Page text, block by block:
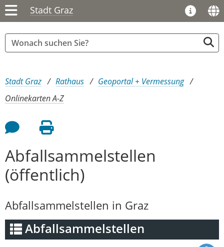
Stadt Graz
Sie sind hier:
Stadt Graz Rathaus
Geoportal + Vermessung
Onlinekarten A-Z
Feedback an Autor
Seite drucken
Abfallsammelstellen
(öffentlich)
Abfallsammelstellen in Graz